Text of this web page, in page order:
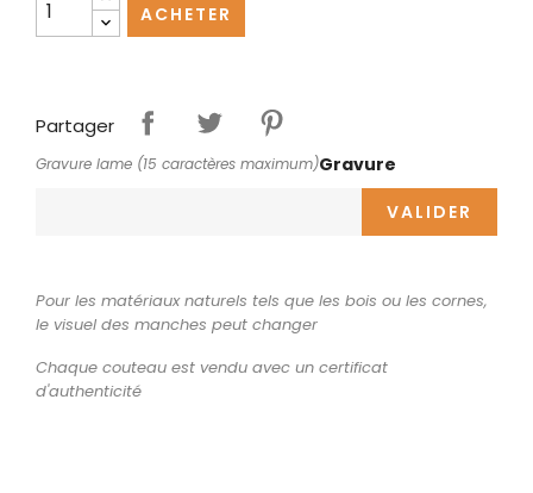
ACHETER
Partager
Gravure
Gravure lame (15 caractères maximum)
VALIDER
Pour les matériaux naturels tels que les bois ou les cornes,
le visuel des manches peut changer
Chaque couteau est vendu avec un certificat
d'authenticité